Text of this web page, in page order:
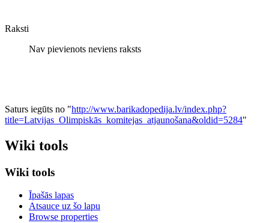
Raksti
Nav pievienots neviens raksts
Saturs iegūts no "http://www.barikadopedija.lv/index.php?
title=Latvijas_Olimpiskās_komitejas_atjaunošana&oldid=5284"
Wiki tools
Wiki tools
Īpašās lapas
Atsauce uz šo lapu
Browse properties